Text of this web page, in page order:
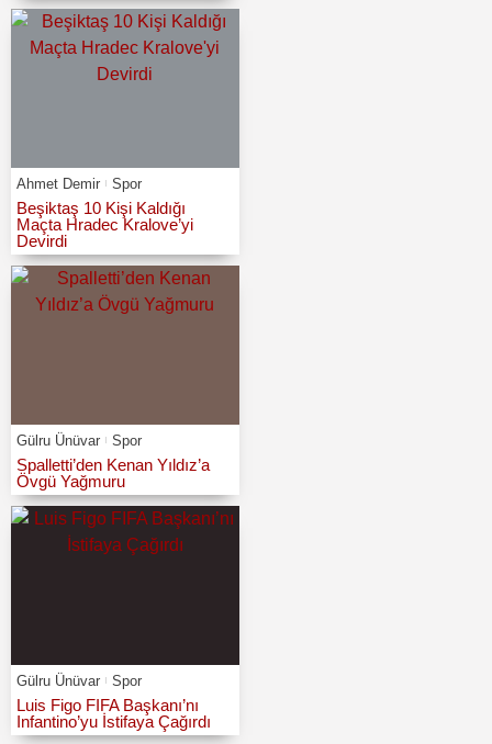
Ahmet Demir Spor
Beşiktaş 10 Kişi Kaldığı
Maçta Hradec Kralove’yi
Devirdi
Gülru Ünüvar Spor
Spalletti’den Kenan Yıldız’a
Övgü Yağmuru
Gülru Ünüvar Spor
Luis Figo FIFA Başkanı’nı
Infantino’yu İstifaya Çağırdı